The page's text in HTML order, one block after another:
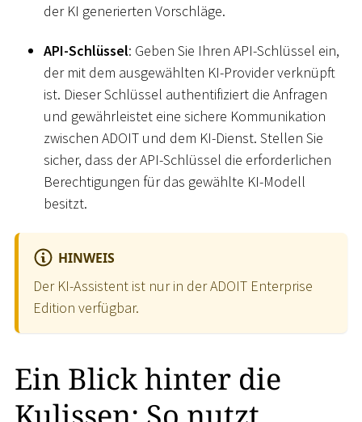
der KI generierten Vorschläge.
API-Schlüssel: Geben Sie Ihren API-Schlüssel ein,
der mit dem ausgewählten KI-Provider verknüpft
ist. Dieser Schlüssel authentifiziert die Anfragen
und gewährleistet eine sichere Kommunikation
zwischen ADOIT und dem KI-Dienst. Stellen Sie
sicher, dass der API-Schlüssel die erforderlichen
Berechtigungen für das gewählte KI-Modell
besitzt.
HINWEIS
Der KI-Assistent ist nur in der ADOIT Enterprise
Edition verfügbar.
Ein Blick hinter die